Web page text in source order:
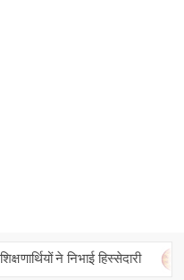
पंचांग व राशिफल – 06